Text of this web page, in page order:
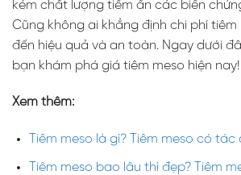
kém chất lượng tiềm ẩn các biến
Cũng không ai khẳng định chi phí
đến hiệu quả và an toàn. Ngay dưới
bạn khám phá giá tiêm meso hiện nay!
Xem thêm:
Tiêm meso là gì? Tiêm meso có
Tiêm meso bao lâu thì đẹp? Tiêm